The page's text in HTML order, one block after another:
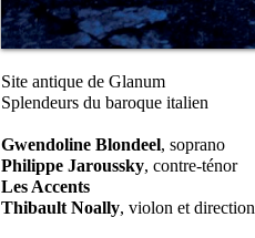
Site antique de Glanum
Splendeurs du baroque italien
Gwendoline Blondeel, soprano
Philippe Jaroussky, contre-ténor
Les Accents
Thibault Noally, violon et direction